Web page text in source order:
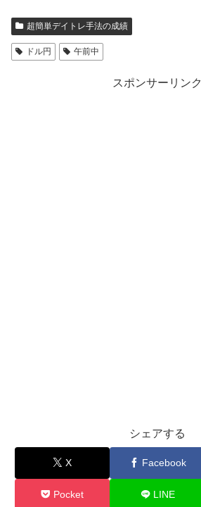
超簡単デイトレ手法の成績
ドル円 午前中
スポンサーリンク
シェアする
X Facebook
Pocket LINE